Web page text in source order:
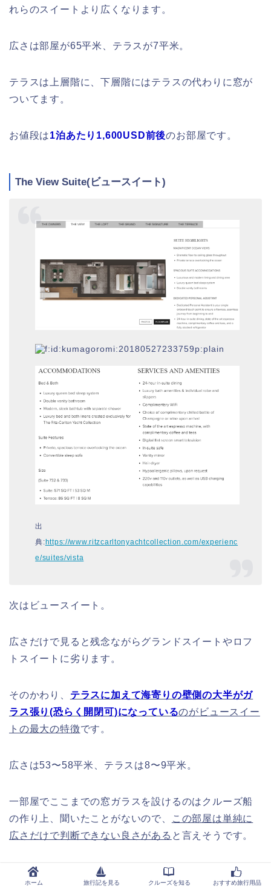
れらのスイートより広くなります。
広さは部屋が65平米、テラスが7平米。
テラスは上層階に、下層階にはテラスの代わりに窓が
ついてます。
お値段は1泊あたり1,600USD前後のお部屋です。
The View Suite(ビュースイート)
出
典: https://www.ritzcarltonyachtcollection.com/experienc
e/suites/vista
次はビュースイート。
広さだけで見ると残念ながらグランドスイートやロフ
トスイートに劣ります。
そのかわり、 テラスに加えて海寄りの壁側の大半がガ
ラス張り(恐らく開閉可)になっているのがビュースイー
トの最大の特徴です。
広さは53〜58平米、テラスは8〜9平米。
一部屋でここまでの窓ガラスを設けるのはクルーズ船
の作り上、聞いたことがないので、
この部屋は単純に
広さだけで判断できない良さがある と言えそうです。
自分の部屋から日の出や日の入を独り占めできるのは
格別かもしれませんね。
ホーム 旅行記を見る クルーズを知る おすすめ旅行用品